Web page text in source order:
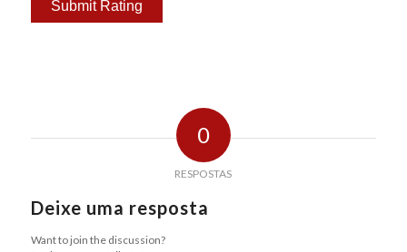
0
RESPOSTAS
Deixe uma resposta
Want to join the discussion?